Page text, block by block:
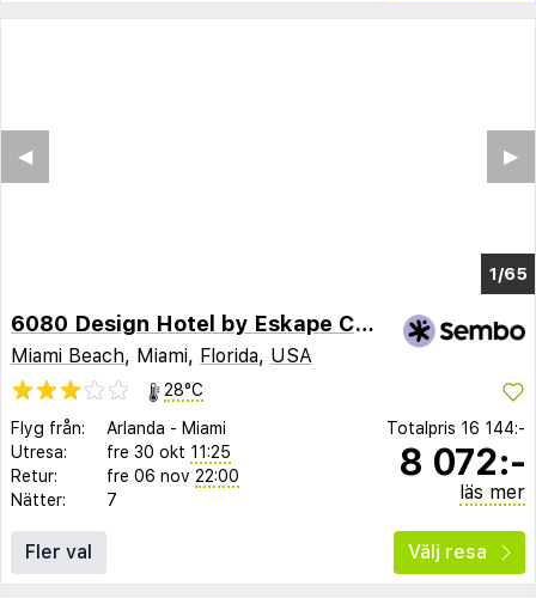
1/60
▶︎
◀︎
6080 Design Hotel by Eskape Collection
Miami Beach, Miami, Florida, USA
28°C
Flyg från:
Arlanda - Miami
Utresa:
fre 30 okt 11:25
Retur:
fre 06 nov 22:00
Nätter:
7
Totalpris 16 144:-
8 072:-
läs mer
Fler val Välj resa